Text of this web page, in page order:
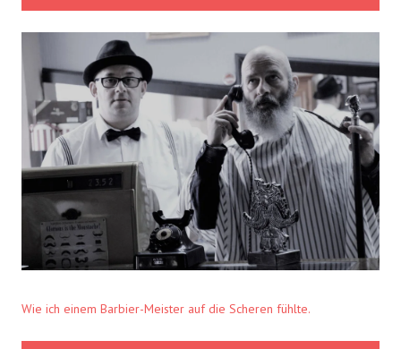
Wie ich einem Barbier-Meister auf die Scheren fühlte.